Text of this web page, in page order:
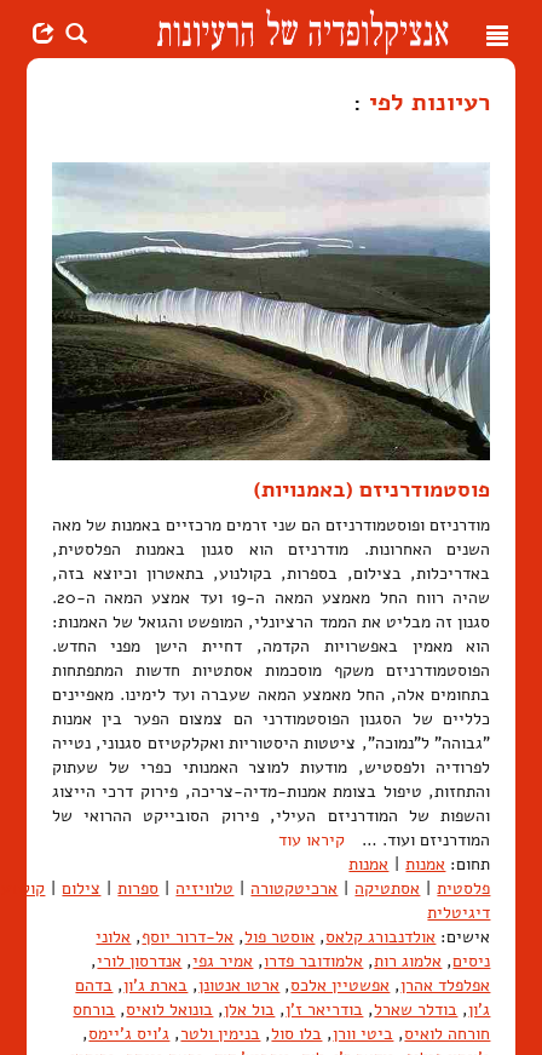
Toggle
רעיונות לפי :
פוסטמודרניזם (באמנויות)
מודרניזם ופוסטמודרניזם הם שני זרמים מרכזיים באמנות של מאה
השנים האחרונות. מודרניזם הוא סגנון באמנות הפלסטית,
באדריכלות, בצילום, בספרות, בקולנוע, בתאטרון וכיוצא בזה,
שהיה רווח החל מאמצע המאה ה-19 ועד אמצע המאה ה-20.
סגנון זה מבליט את הממד הרציונלי, המופשט והגואל של האמנות:
הוא מאמין באפשרויות הקדמה, דחיית הישן מפני החדש.
הפוסטמודרניזם משקף מוסכמות אסתטיות חדשות המתפתחות
בתחומים אלה, החל מאמצע המאה שעברה ועד לימינו. מאפיינים
כלליים של הסגנון הפוסטמודרני הם צמצום הפער בין אמנות
"גבוהה" ל"נמוכה", ציטטות היסטוריות ואקלקטיזם סגנוני, נטייה
לפרודיה ולפסטיש, מודעות למוצר האמנותי כפרי של שעתוק
והתחזות, טיפול בצומת אמנות-מדיה-צריכה, פירוק דרכי הייצוג
והשפות של המודרניזם העילי, פירוק הסובייקט ההרואי של
המודרניזם ועוד. … קיראו עוד
תחום: אמנות | אמנות
פלסטית | אסתטיקה | ארכיטקטורה | טלוויזיה | ספרות | צילום | קולנוע
דיגיטלית
אישים: אולדנבורג קלאס, אוסטר פול, אל-דרור יוסף, אלוני
ניסים, אלמוג רות, אלמודובר פדרו, אמיר גפי, אנדרסון לורי,
אפלפלד אהרן, אפשטיין אלכס, ארטו אנטונן, בארת ג'ון, בדהם
ג'ון, בודלר שארל, בודריאר ז'ן, בול אלן, בונואל לואיס, בורחס
חורחה לואיס, ביטי וורן, בלו סול, בנימין ולטר, ג'ויס ג'יימס,